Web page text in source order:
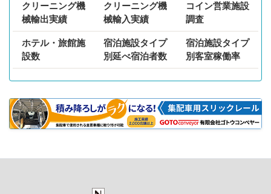
クリーニング機
械輸出実績
クリーニング機
械輸入実績
コイン営業施設
調査
ホテル・旅館施
設数
宿泊施設タイプ
別延べ宿泊者数
宿泊施設タイプ
別客室稼働率